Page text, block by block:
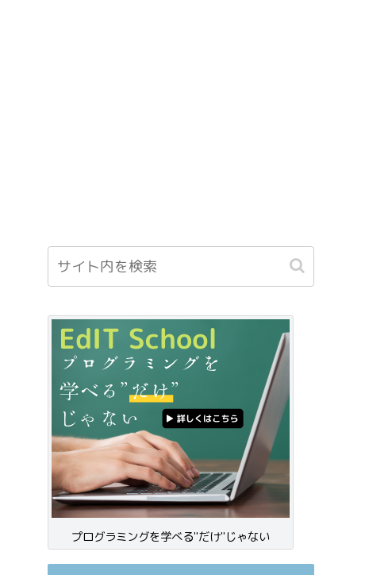
プログラミングを学べる"だけ"じゃない